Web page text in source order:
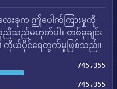
းခုက ဤပေါက်ကြားမှုကို
ညီသည်မဟုတ်ပါ။ တစ်ခုချင်း
ကိုယ်ပိုင်ရေတွက်မှုဖြစ်သည်။
745,355
745,355